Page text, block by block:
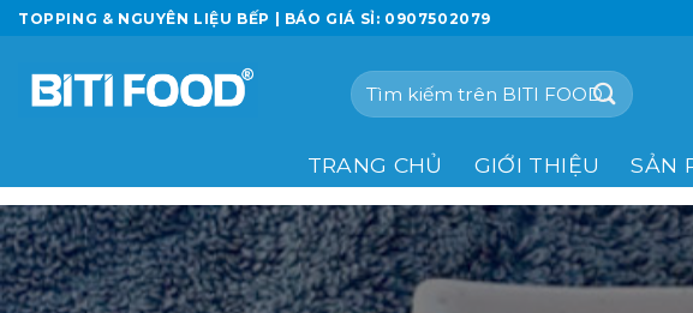
Chuyển
đến
dung
TOPPING & NGUYÊN LIỆU BẾP | BÁO GIÁ SỈ: 0907502079
Tìm
kiếm:
TRANG CHỦ GIỚI THIỆU SẢN